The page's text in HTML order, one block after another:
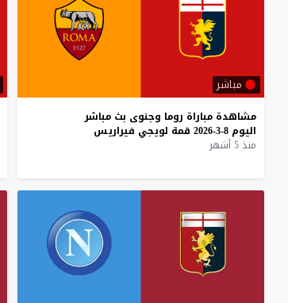
مباشر
مشاهدة مباراة روما وجنوى بث مباشر
اليوم 8-3-2026 قمة لويجي فيراريس
منذ 5 أشهر